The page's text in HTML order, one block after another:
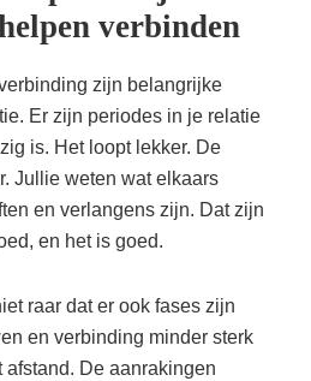
verbinden
zijn belangrijke
Er zijn periodes in je relatie
is. Het loopt lekker. De
Jullie weten wat elkaars
en verlangens zijn. Dat zijn
en het is goed.
raar dat er ook fases zijn
en verbinding minder sterk
De aanrakingen